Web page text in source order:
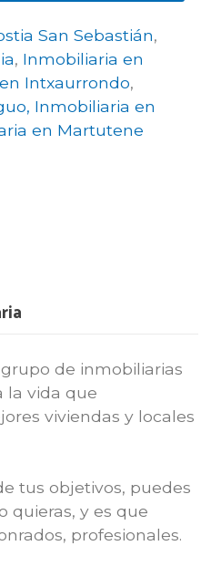
San Sebastián,
, Inmobiliaria en
Intxaurrondo,
Inmobiliaria en
en Martutene
de inmobiliarias
la vida que
viviendas y locales
tus objetivos, puedes
quieras, y es que
profesionales.